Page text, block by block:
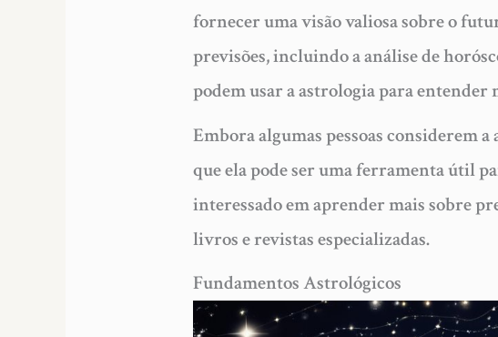
fornecer uma visão valiosa sobre o
previsões, incluindo a análise de
podem usar a astrologia para
Embora algumas pessoas considerem
que ela pode ser uma ferramenta útil
interessado em aprender mais sobre
livros e revistas especializadas.
Fundamentos Astrológicos